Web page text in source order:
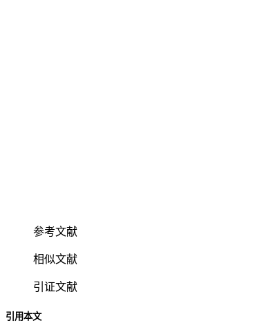
参考文献
相似文献
引证文献
引用本文